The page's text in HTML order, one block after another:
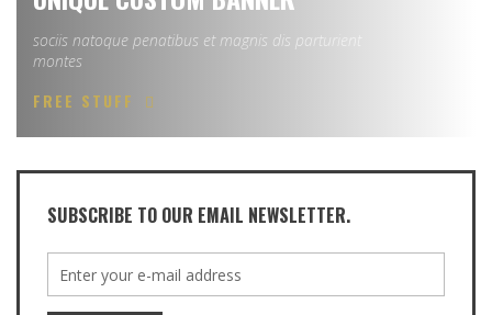
sociis natoque penatibus et magnis dis parturient
montes
FREE STUFF
SUBSCRIBE TO OUR EMAIL NEWSLETTER.